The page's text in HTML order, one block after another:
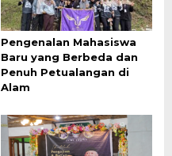
Pengenalan Mahasiswa
Baru yang Berbeda dan
Penuh Petualangan di
Alam